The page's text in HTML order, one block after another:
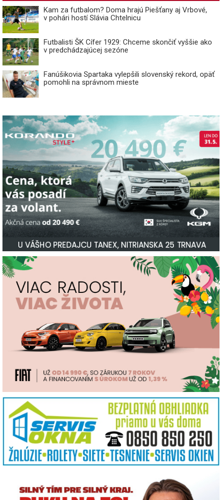
Kam za futbalom? Doma hrajú Piešťany aj Vrbové,
v pohári hostí Slávia Chtelnicu
Futbalisti ŠK Cífer 1929: Chceme skončiť vyššie ako
v predchádzajúcej sezóne
Fanúšikovia Spartaka vylepšili slovenský rekord, opäť
pomohli na správnom mieste